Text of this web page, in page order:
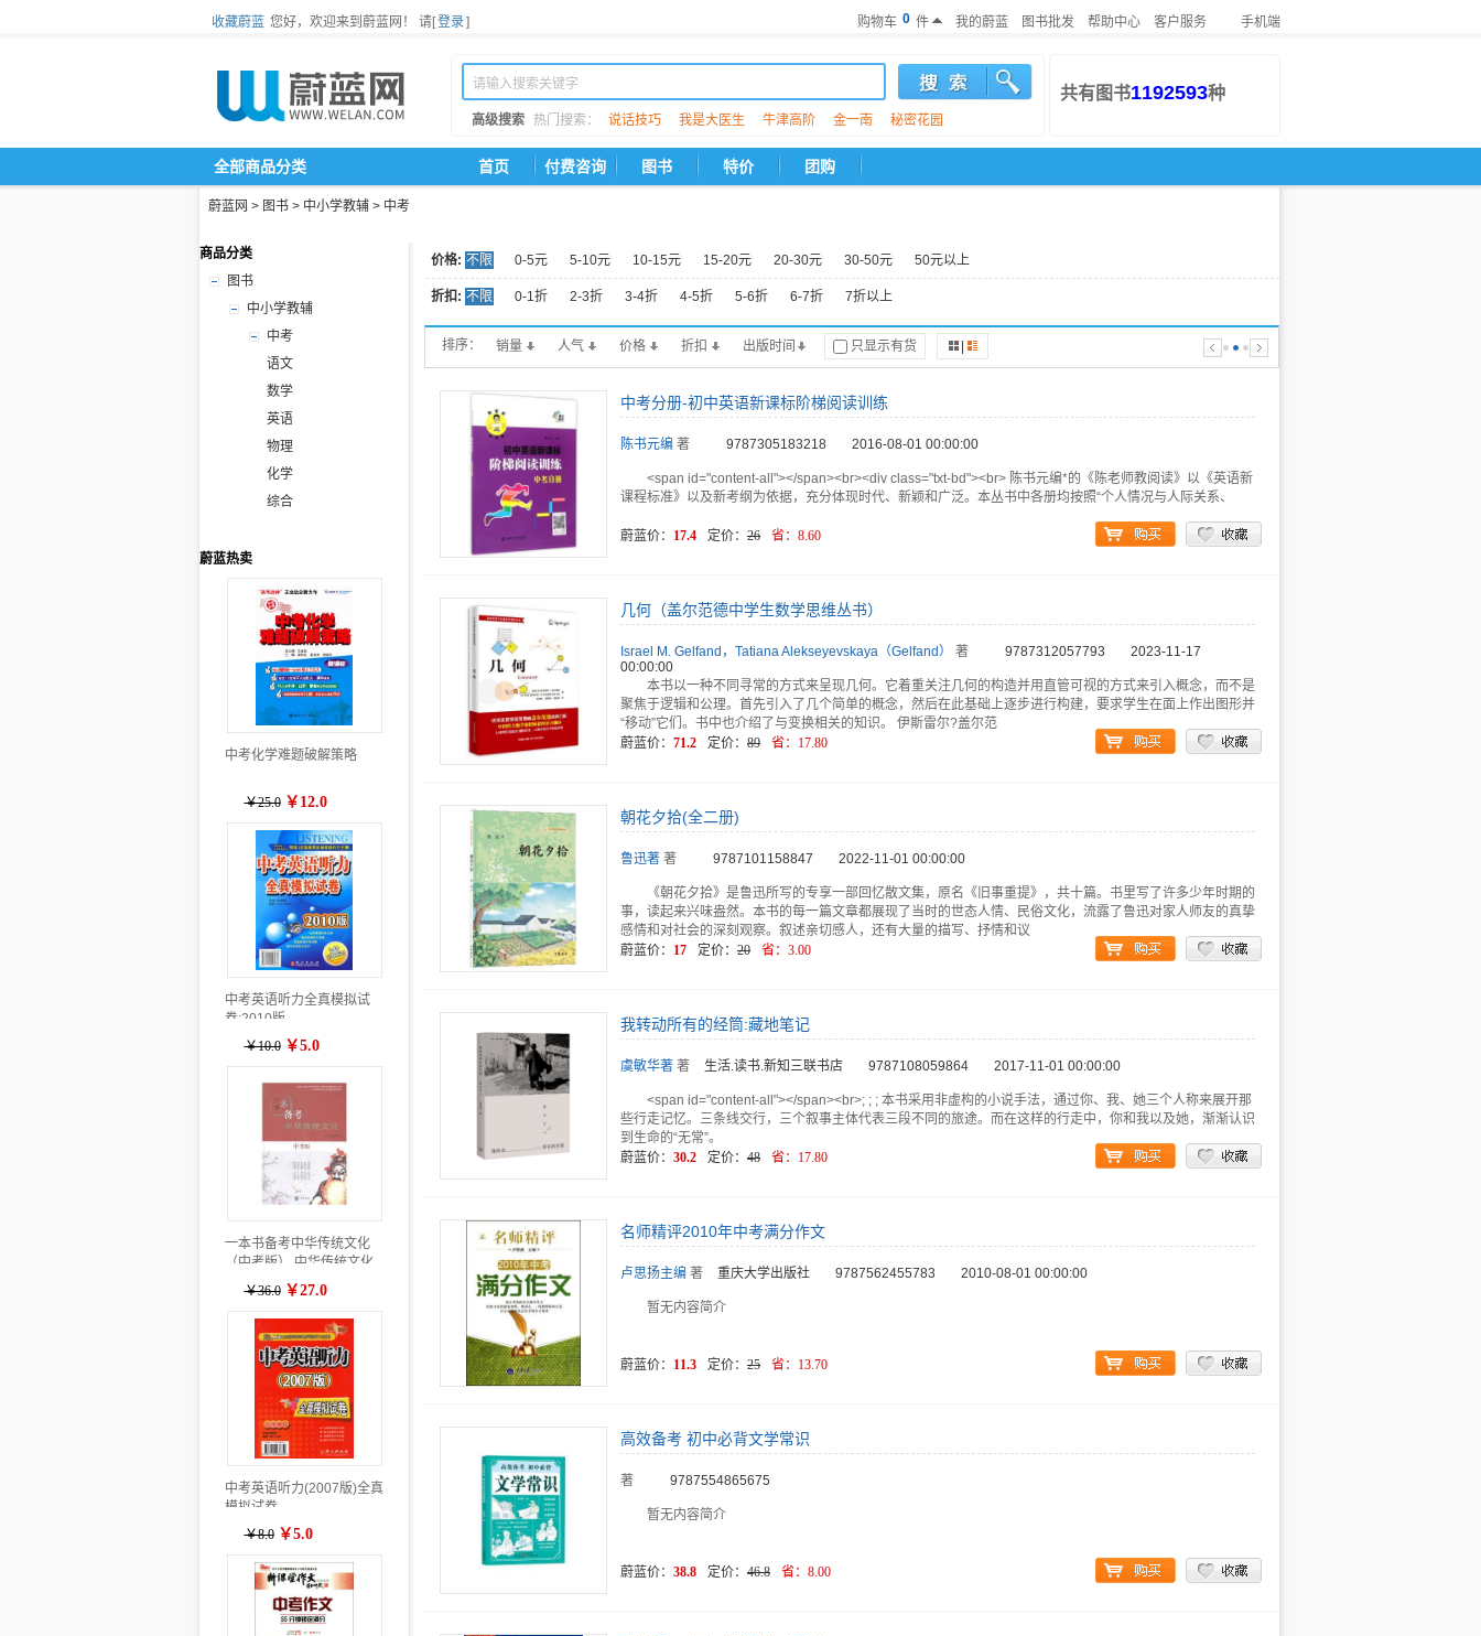
收藏蔚蓝 您好，欢迎来到蔚蓝网！ 请[登录] 购物车 0 件 我的蔚蓝 图书批发 帮助中心 客户服务 手机端
高级搜索 热门搜索： 说话技巧 我是大医生 牛津高阶 金一南 秘密花园
共有图书1192593种
全部商品分类 首页 付费咨询 图书 特价 团购
蔚蓝网 > 图书 > 中小学教辅 > 中考
商品分类
图书
中小学教辅
中考
语文
数学
英语
物理
化学
综合
蔚蓝热卖
中考化学难题破解策略
￥25.0 ￥12.0
中考英语听力全真模拟试
卷:2010版
￥10.0 ￥5.0
一本书备考中华传统文化
（中考版） 中华传统文化
积累和备考读本，贯彻《完
善中华传统文化教育指导纲
要》精神。
￥36.0 ￥27.0
中考英语听力(2007版)全真
模拟试卷
￥8.0 ￥5.0
价格: 不限 0-5元 5-10元 10-15元 15-20元 20-30元 30-50元 50元以上
折扣: 不限 0-1折 2-3折 3-4折 4-5折 5-6折 6-7折 7折以上
排序： 销量 人气 价格 折扣 出版时间 只显示有货
中考分册-初中英语新课标阶梯阅读训练
陈书元编 著 9787305183218 2016-08-01 00:00:00
<span id="content-all"></span><br><div class="txt-bd"><br> 陈书元编*的《陈老师教阅读》以《英语新
课程标准》以及新考纲为依据，充分体现时代、新颖和广泛。本丛书中各册均按照“个人情况与人际关系、
蔚蓝价： 17.4 定价： 26 省： 8.60
几何（盖尔范德中学生数学思维丛书）
Israel M. Gelfand，Tatiana Alekseyevskaya（Gelfand） 著 9787312057793
2023-11-17
00:00:00
本书以一种不同寻常的方式来呈现几何。它着重关注几何的构造并用直管可视的方式来引入概念，而不是
聚焦于逻辑和公理。首先引入了几个简单的概念，然后在此基础上逐步进行构建，要求学生在面上作出图形并
“移动”它们。书中也介绍了与变换相关的知识。 伊斯雷尔?盖尔范
蔚蓝价： 71.2 定价： 89 省： 17.80
朝花夕拾(全二册)
鲁迅著 著 9787101158847 2022-11-01 00:00:00
《朝花夕拾》是鲁迅所写的专享一部回忆散文集，原名《旧事重提》，共十篇。书里写了许多少年时期的
事，读起来兴味盎然。本书的每一篇文章都展现了当时的世态人情、民俗文化，流露了鲁迅对家人师友的真挚
感情和对社会的深刻观察。叙述亲切感人，还有大量的描写、抒情和议
蔚蓝价： 17 定价： 20 省： 3.00
我转动所有的经筒:藏地笔记
虞敏华著 著 生活.读书.新知三联书店 9787108059864 2017-11-01 00:00:00
<span id="content-all"></span><br>; ; ; 本书采用非虚构的小说手法，通过你、我、她三个人称来展开那
些行走记忆。三条线交行，三个叙事主体代表三段不同的旅途。而在这样的行走中，你和我以及她，渐渐认识
到生命的“无常”。
蔚蓝价： 30.2 定价： 48 省： 17.80
名师精评2010年中考满分作文
卢思扬主编 著 重庆大学出版社 9787562455783 2010-08-01 00:00:00
暂无内容简介
蔚蓝价： 11.3 定价： 25 省： 13.70
高效备考 初中必背文学常识
著 9787554865675
暂无内容简介
蔚蓝价： 38.8 定价： 46.8 省： 8.00